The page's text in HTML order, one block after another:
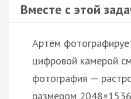
Вместе с этой
Артём
цифровой камерой
фотография —
размером